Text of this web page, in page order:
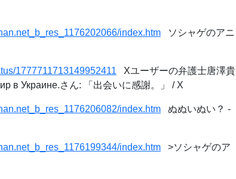
index.htm ソシャゲのアニ
1777711713149952411 Xユーザーの弁護士唐澤貴
さん: 「出会いに感謝。」 / X
index.htm ぬぬいぬい？ -
index.htm >ソシャゲのア